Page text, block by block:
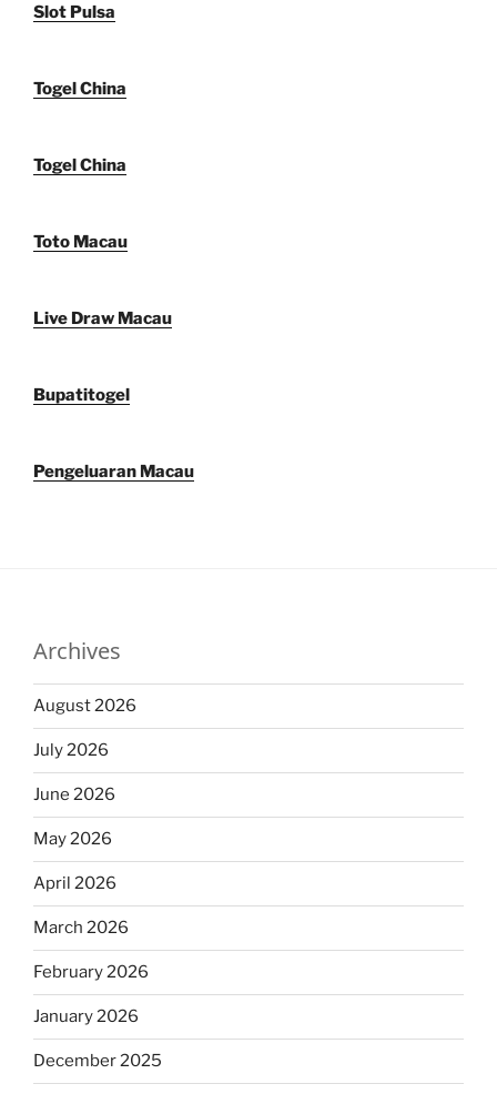
Slot Pulsa
Togel China
Togel China
Toto Macau
Live Draw Macau
Bupatitogel
Pengeluaran Macau
Archives
August 2026
July 2026
June 2026
May 2026
April 2026
March 2026
February 2026
January 2026
December 2025